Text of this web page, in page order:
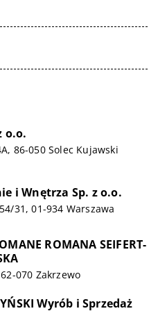
o.o.
86-050 Solec Kujawski
i Wnętrza Sp. z o.o.
31, 01-934 Warszawa
ROMANA SEIFERT-
070 Zakrzewo
Wyrób i Sprzedaż